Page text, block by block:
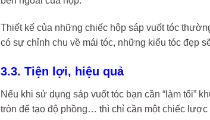
Thiết kế của những chiếc hộp sáp vuốt tóc
có sự chỉnh chu về mái tóc, những kiểu tóc đẹp
3.3. Tiện lợi, hiệu quả
Nếu khi sử dụng sáp vuốt tóc bạn cần “làm tối”
tròn để tạo độ phồng… thì chỉ cần một chiếc